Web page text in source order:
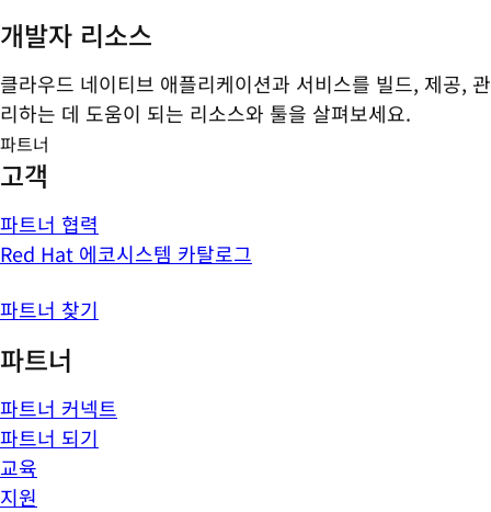
개발자 리소스
클라우드 네이티브 애플리케이션과 서비스를 빌드, 제공, 관
리하는 데 도움이 되는 리소스와 툴을 살펴보세요.
파트너
고객
파트너 협력
Red Hat 에코시스템 카탈로그
파트너 찾기
파트너
파트너 커넥트
파트너 되기
교육
지원